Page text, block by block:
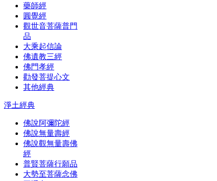
藥師經
圓覺經
觀世音菩薩普門
品
大乘起信論
佛遺教三經
佛門孝經
勸發菩提心文
其他經典
淨土經典
佛說阿彌陀經
佛說無量壽經
佛說觀無量壽佛
經
普賢菩薩行願品
大勢至菩薩念佛